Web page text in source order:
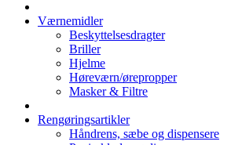
Værnemidler
Beskyttelsesdragter
Briller
Hjelme
Høreværn/ørepropper
Masker & Filtre
Rengøringsartikler
Håndrens, sæbe og dispensere